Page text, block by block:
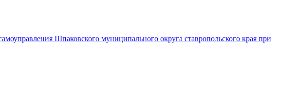
Шпаковского муниципального округа ставропольского края при